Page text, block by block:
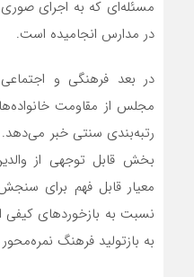
مسئله‌ای که به اجرای صوری
در مدارس انجامیده است.
در بعد فرهنگی و
مجلس از مقاومت
رتبه‌بندی سنتی خبر می‌دهد.
بخش قابل توجهی از
معیار قابل فهم برای
نسبت به بازخوردهای کیفی
به بازتولید فرهنگ